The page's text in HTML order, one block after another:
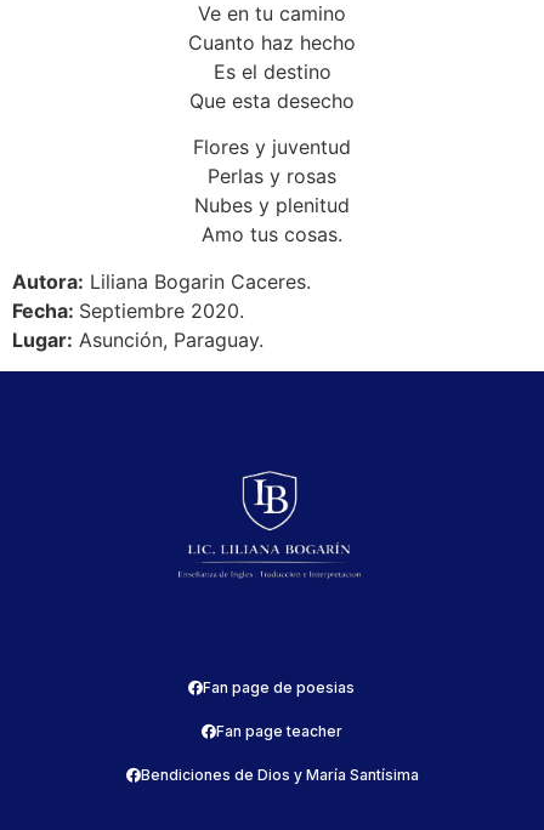
Ve en tu camino
Cuanto haz hecho
Es el destino
Que esta desecho
Flores y juventud
Perlas y rosas
Nubes y plenitud
Amo tus cosas.
Autora: Liliana Bogarin Caceres.
Fecha: Septiembre 2020.
Lugar: Asunción, Paraguay.
Fan page de poesias
Fan page teacher
Bendiciones de Dios y María Santísima